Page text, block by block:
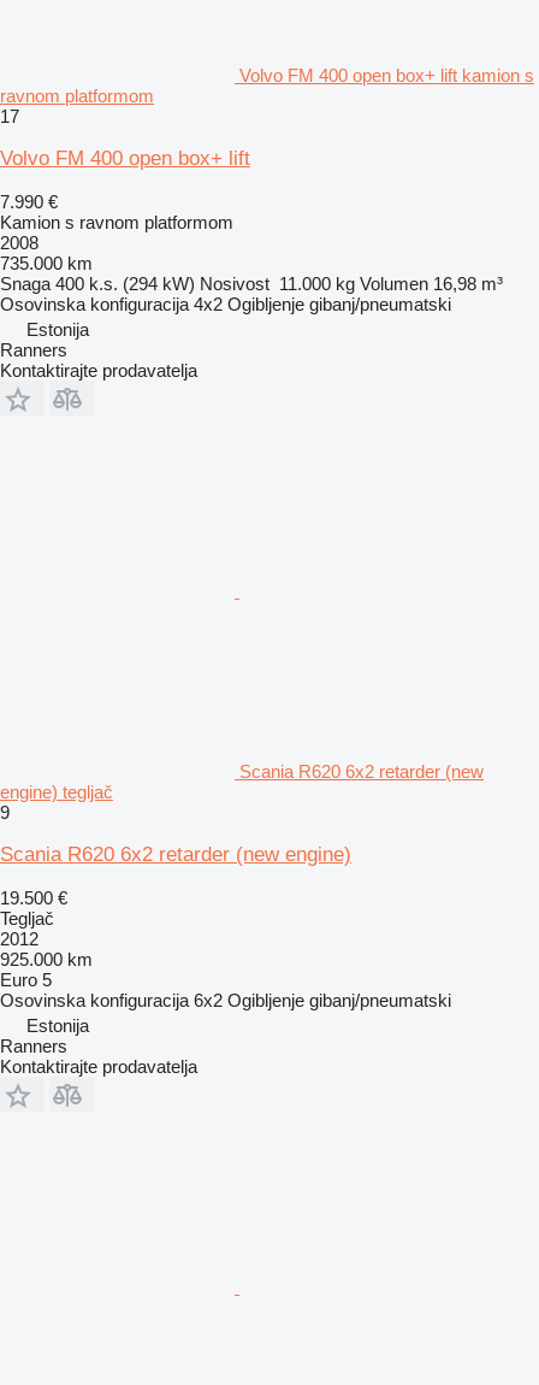
Volvo FM 400 open box+ lift kamion s
ravnom platformom
17
Volvo FM 400 open box+ lift
7.990 €
Kamion s ravnom platformom
2008
735.000 km
Snaga 400 k.s. (294 kW) Nosivost 11.000 kg Volumen 16,98 m³
Osovinska konfiguracija 4x2 Ogibljenje gibanj/pneumatski
Estonija
Ranners
Kontaktirajte prodavatelja
Scania R620 6x2 retarder (new
engine) tegljač
9
Scania R620 6x2 retarder (new engine)
19.500 €
Tegljač
2012
925.000 km
Euro 5
Osovinska konfiguracija 6x2 Ogibljenje gibanj/pneumatski
Estonija
Ranners
Kontaktirajte prodavatelja